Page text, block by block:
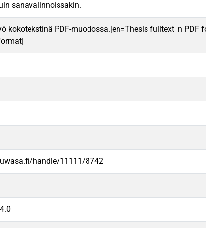
sanavalinnoissakin.
kokotekstinä PDF-muodossa.|en=Thesis fulltext in
handle/11111/8742